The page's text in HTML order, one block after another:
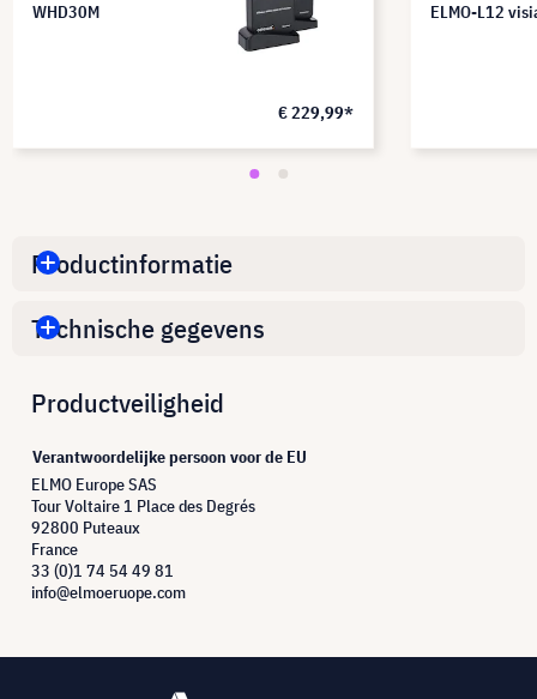
WHD30M
€ 229,99*
ELMO-L12
Productinformatie
Technische gegevens
Productveiligheid
Verantwoordelijke persoon voor de EU
ELMO Europe SAS
Tour Voltaire 1 Place des Degrés
92800 Puteaux
France
33 (0)1 74 54 49 81
info@elmoeruope.com